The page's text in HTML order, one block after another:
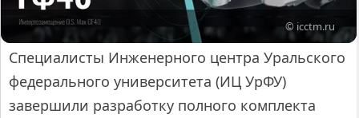
© icctm.ru
Специалисты Инженерного центра Уральского
федерального университета (ИЦ УрФУ)
завершили разработку полного комплекта